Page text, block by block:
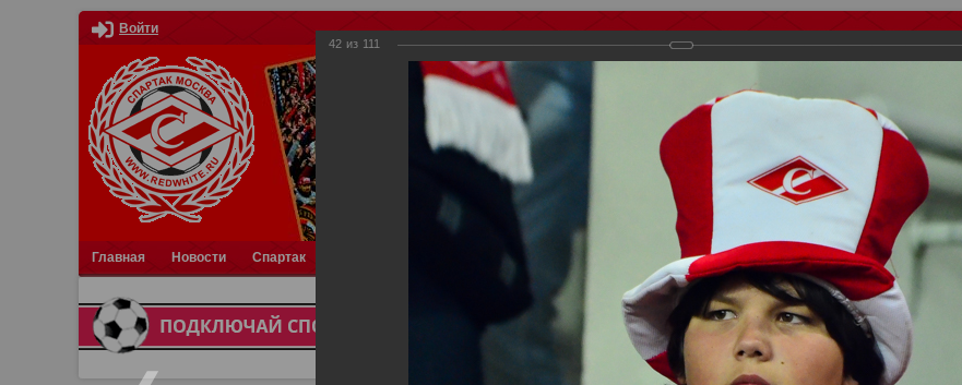
Войти
Главная Новости Спартак Отчеты Стадионы О футболе КБ Форум
42 из 111